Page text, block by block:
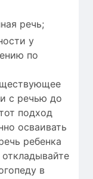
речь;
у
по
с речью до
подход
осваивать
ребенка
в